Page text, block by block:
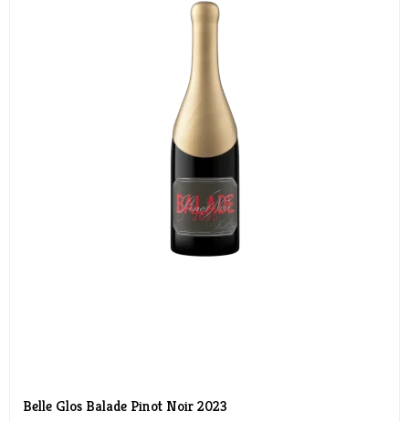
Belle Glos Balade Pinot Noir 2023